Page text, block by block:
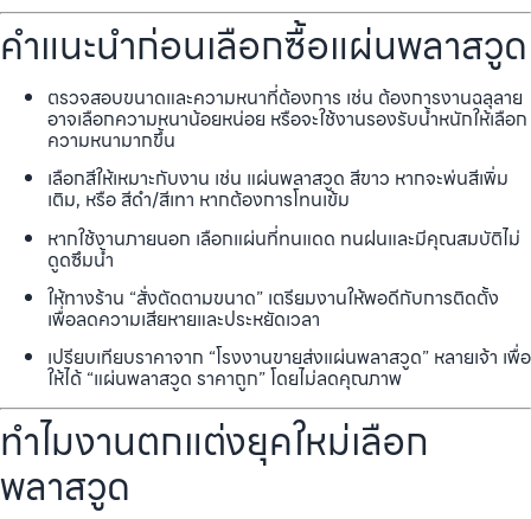
คำแนะนำก่อนเลือกซื้อแผ่นพลาสวูด
ตรวจสอบขนาดและความหนาที่ต้องการ เช่น ต้องการงานฉลุลาย
อาจเลือกความหนาน้อยหน่อย หรือจะใช้งานรองรับน้ำหนักให้เลือก
ความหนามากขึ้น
เลือกสีให้เหมาะกับงาน เช่น แผ่นพลาสวูด สีขาว หากจะพ่นสีเพิ่ม
เติม, หรือ สีดำ/สีเทา หากต้องการโทนเข้ม
หากใช้งานภายนอก เลือกแผ่นที่ทนแดด ทนฝนและมีคุณสมบัติไม่
ดูดซึมน้ำ
ให้ทางร้าน “สั่งตัดตามขนาด” เตรียมงานให้พอดีกับการติดตั้ง
เพื่อลดความเสียหายและประหยัดเวลา
เปรียบเทียบราคาจาก “โรงงานขายส่งแผ่นพลาสวูด” หลายเจ้า เพื่อ
ให้ได้ “แผ่นพลาสวูด ราคาถูก” โดยไม่ลดคุณภาพ
ทำไมงานตกแต่งยุคใหม่เลือก
พลาสวูด